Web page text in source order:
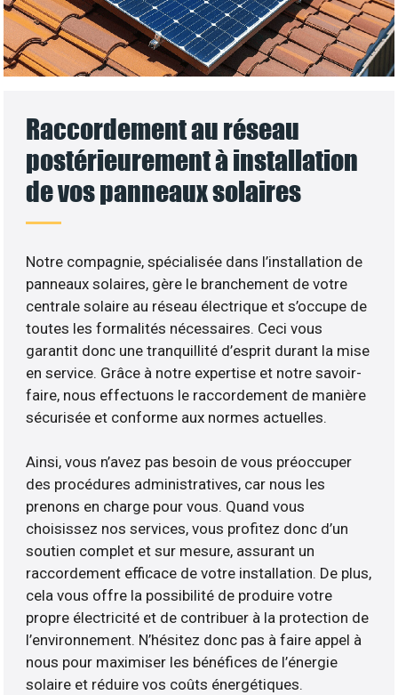
Raccordement au réseau
postérieurement à installation
de vos panneaux solaires
Notre compagnie, spécialisée dans l’installation de
panneaux solaires, gère le branchement de votre
centrale solaire au réseau électrique et s’occupe de
toutes les formalités nécessaires. Ceci vous
garantit donc une tranquillité d’esprit durant la mise
en service. Grâce à notre expertise et notre savoir-
faire, nous effectuons le raccordement de manière
sécurisée et conforme aux normes actuelles.
Ainsi, vous n’avez pas besoin de vous préoccuper
des procédures administratives, car nous les
prenons en charge pour vous. Quand vous
choisissez nos services, vous profitez donc d’un
soutien complet et sur mesure, assurant un
raccordement efficace de votre installation. De plus,
cela vous offre la possibilité de produire votre
propre électricité et de contribuer à la protection de
l’environnement. N’hésitez donc pas à faire appel à
nous pour maximiser les bénéfices de l’énergie
solaire et réduire vos coûts énergétiques.